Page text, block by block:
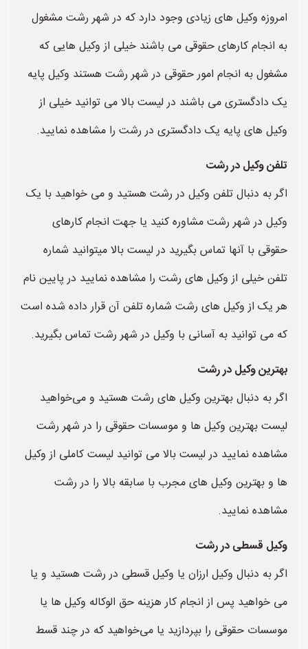
امروزه وکیل های زیادی وجود دارد که در شهر رشت مشغول
به انجام کارهای حقوقی می باشند خیلی از وکیل هایی که
مشغول به انجام امور حقوقی در شهر رشت هستند وکیل پایه
یک دادگستری می باشند در لیست بالا می توانید خیلی از
وکیل های پایه یک دادگستری در رشت را مشاهده نمایید.
تلفن وکیل در رشت
اگر به دنبال تلفن وکیل در رشت هستید و می خواهید با یک
وکیل در شهر رشت مشاوره کنید یا جهت انجام کارهای
حقوقی با آنها تماس بگیرید در لیست بالا میتوانید شماره
تلفن خیلی از وکیل های رشت را مشاهده نمایید در پایین نام
هر یک از وکیل های رشت شماره تلفن آن قرار داده شده است
که می توانید به آسانی با وکیل در شهر رشت تماس بگیرید.
بهترین وکیل در رشت
اگر به دنبال بهترین وکیل های رشت هستید و می‌خواهید
لیست بهترین وکیل ها و موسسات حقوقی را در شهر رشت
مشاهده نمایید در لیست بالا می توانید لیست کاملی از وکیل
ها و بهترین وکیل های مجرب با سابقه بالا را در رشت
مشاهده نمایید.
وکیل قسطی در رشت
اگر به دنبال وکیل ارزان یا وکیل قسطی در رشت هستید و یا
می خواهید پس از انجام کار هزینه حق الوکاله وکیل ها یا
موسسات حقوقی را بپردازید یا می‌خواهید که در چند قسط